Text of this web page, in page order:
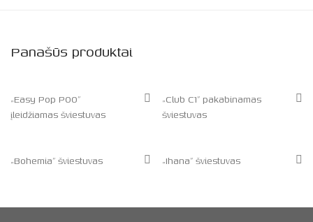
Panašūs produktai
„Easy Pop P00”
įleidžiamas šviestuvas
„Club C1” pakabinamas
šviestuvas
„Bohemia” šviestuvas „Ihana” šviestuvas